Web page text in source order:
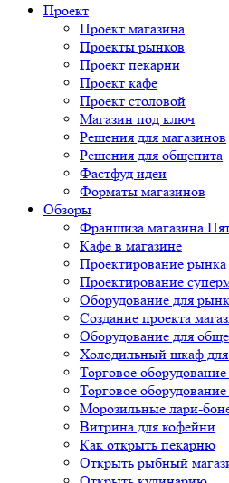
Проект
Проект магазина
Проекты рынков
Проект пекарни
Проект кафе
Проект столовой
Магазин под ключ
Решения для магазинов
Решения для общепита
Фастфуд идеи
Форматы магазинов
Обзоры
Франшиза магазина
Кафе в магазине
Проектирование рынка
Проектирование
Оборудование для
Создание проекта
Оборудование для
Холодильный шкаф для
Торговое
Торговое оборудование
Морозильные лари-
Витрина для кофейни
Как открыть пекарню
Открыть рыбный